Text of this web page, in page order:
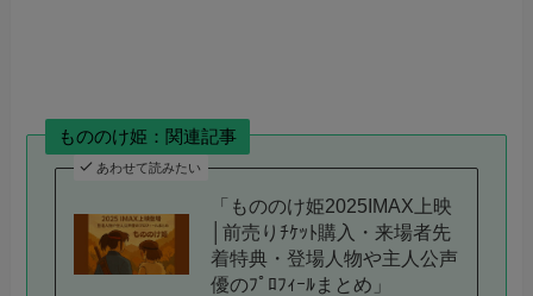
もののけ姫：関連記事
あわせて読みたい
「もののけ姫2025IMAX上映
│前売りﾁｹｯﾄ購入・来場者先
着特典・登場人物や主人公声
優のﾌﾟﾛﾌｨｰﾙまとめ」